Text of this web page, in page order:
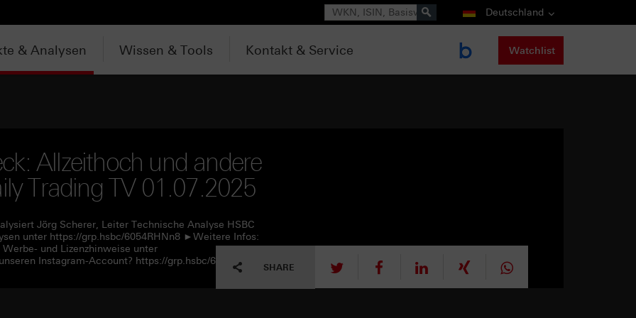
Suche Deutschland
& Analysen Wissen & Tools Kontakt & Service Watchlist
Allzeithoch und andere
Trading TV 01.07.2025
Jörg Scherer, Leiter Technische Analyse HSBC
unter https://grp.hsbc/6054RHNn8 ►Weitere Infos:
und Lizenzhinweise unter
Instagram-Account? https://grp.hsbc/6057RHNn1
SHARE tweet mitteilen